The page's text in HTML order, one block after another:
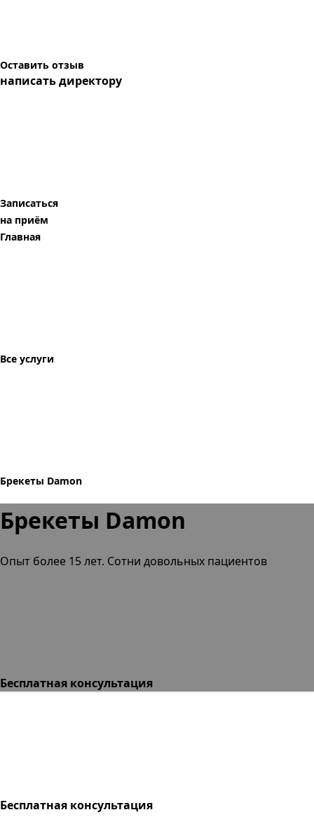
Оставить отзыв
написать директору
Записаться
на приём
Главная
Все услуги
Брекеты Damon
Брекеты Damon
Опыт более 15 лет. Сотни довольных пациентов
Бесплатная консультация
Бесплатная консультация